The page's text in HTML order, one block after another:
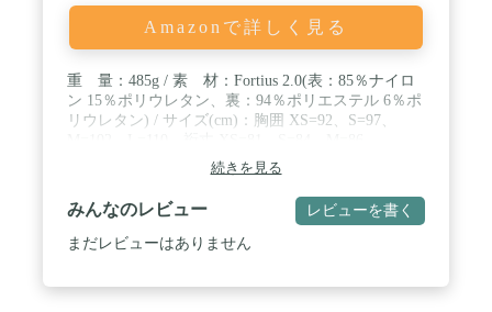
Amazonで詳しく見る
重 量：485g / 素 材：Fortius 2.0(表：85％ナイロ
ン 15％ポリウレタン、裏：94％ポリエステル 6％ポ
リウレタン) / サイズ(cm)：胸囲 XS=92、S=97、
L=89 ウェスト XS=74、S=79、M=84、L=92 ※サ
イズ数値は衣服の寸法ではなく、基準とする身体の
サイズです。 / フィット：レギュラーフィット /
着 丈：70.5cm
続きを見る
みんなのレビュー レビューを書く
まだレビューはありません